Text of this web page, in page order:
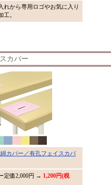
れから専用ロゴやお気に入り
工。
カバー
カバー／有孔フェイスカバ
定価2,000円 → 1,200円(税